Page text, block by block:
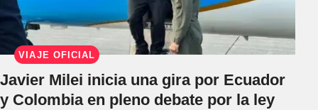
VIAJE OFICIAL
Javier Milei inicia una gira por Ecuador
y Colombia en pleno debate por la ley